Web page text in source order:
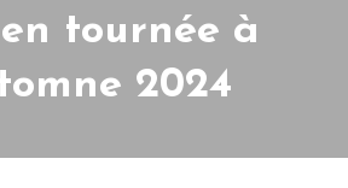
tournée à
2024